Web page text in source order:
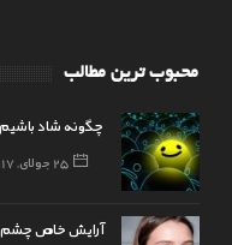
محبوب ترین مطالب
چگونه شاد
25 جولای, 2017
آرایش خاص چشم